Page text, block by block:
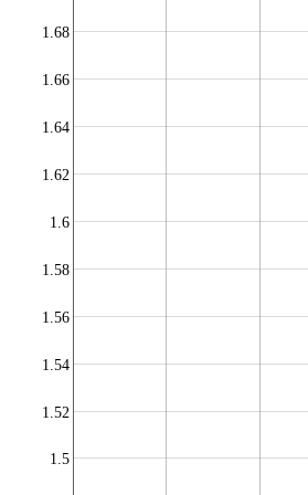
1.5
1.52
1.54
1.56
1.58
1.6
1.62
1.64
1.66
1.68